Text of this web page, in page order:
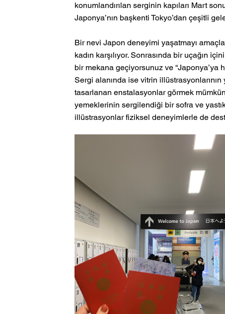
konumlandırılan serginin kapıları Mart
Japonya’nın başkenti Tokyo’dan çeşitli
Bir nevi Japon deneyimi yaşatmayı
kadın karşılıyor. Sonrasında bir uçağın
bir mekana geçiyorsunuz ve “Japonya’ya
Sergi alanında ise vitrin
tasarlanan enstalasyonlar görmek
yemeklerinin sergilendiği bir sofra ve
illüstrasyonlar fiziksel deneyimlerle de